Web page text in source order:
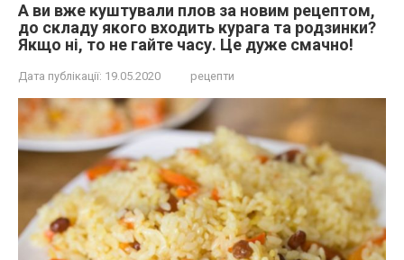
А ви вже куштували плов за новим рецептом,
до складу якого входить курага та родзинки?
Якщо ні, то не гайте часу. Це дуже смачно!
Дата публікації: 19.05.2020 рецепти